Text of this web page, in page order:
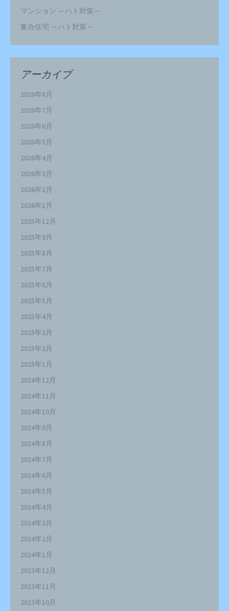
マンション ～ハト対策～
集合住宅 ～ハト対策～
アーカイブ
2026年8月
2026年7月
2026年6月
2026年5月
2026年4月
2026年3月
2026年2月
2026年1月
2025年12月
2025年9月
2025年8月
2025年7月
2025年6月
2025年5月
2025年4月
2025年3月
2025年2月
2025年1月
2024年12月
2024年11月
2024年10月
2024年9月
2024年8月
2024年7月
2024年6月
2024年5月
2024年4月
2024年3月
2024年2月
2024年1月
2023年12月
2023年11月
2023年10月